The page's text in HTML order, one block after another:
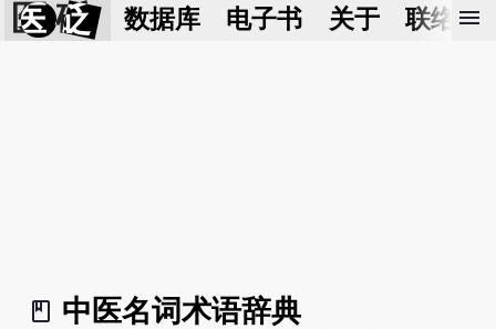
医 砭 数据库 电子书 关于 联络我
menu
book_2
中医名词术语辞典